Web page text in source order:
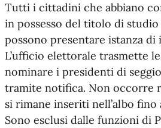
Tutti i cittadini che abbiano
in possesso del titolo di
possono presentare istanza
L’ufficio elettorale trasmette
nominare i presidenti di
tramite notifica. Non occorre
si rimane inseriti nell’albo
Sono esclusi dalle funzioni di